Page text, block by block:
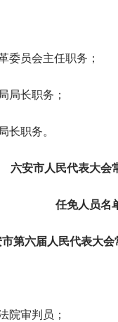
委员会主任职务；
局长职务；
长职务。
六安市人民代表大会
任免人员名
市第六届人民代表大
院审判员；